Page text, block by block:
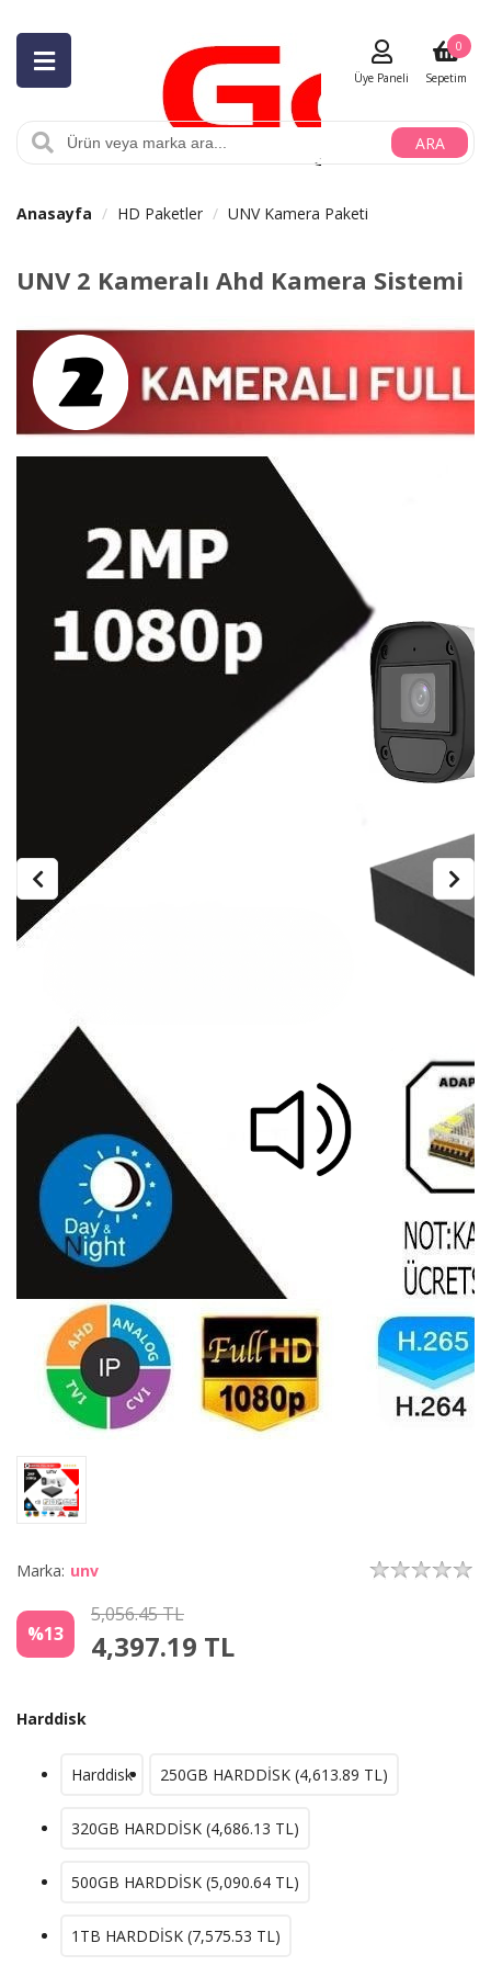
ARA
Üye Paneli Sepetim
0
Anasayfa HD Paketler UNV Kamera Paketi
UNV 2 Kameralı Ahd Kamera Sistemi
Marka: unv
%13
5,056.45 TL
4,397.19 TL
Harddisk
Harddisk 250GB HARDDİSK (4,613.89 TL)
320GB HARDDİSK (4,686.13 TL)
500GB HARDDİSK (5,090.64 TL)
1TB HARDDİSK (7,575.53 TL)